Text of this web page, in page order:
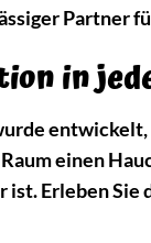
Partner
in
einen
ist. Erleben